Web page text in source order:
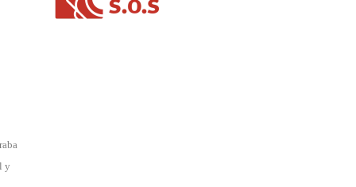
y